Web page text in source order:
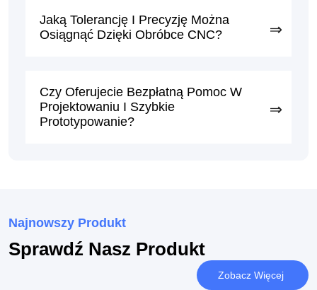
Jaką Tolerancję I Precyzję Można
Osiągnąć Dzięki Obróbce CNC?
Czy Oferujecie Bezpłatną Pomoc W
Projektowaniu I Szybkie
Prototypowanie?
Najnowszy Produkt
Sprawdź Nasz Produkt
Zobacz Więcej